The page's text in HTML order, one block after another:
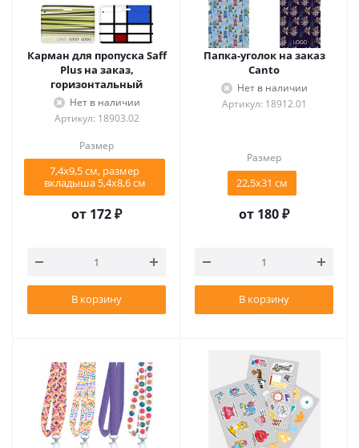
Карман для пропуска Saff
Plus на заказ,
горизонтальный
Нет в наличии
Артикул: 18903.02
Размер
7,4x9,5 см, размер
вкладыша 5,4x8,6 см
от 172 ₽
В корзину
Папка-уголок на заказ
Canto
Нет в наличии
Артикул: 18912.01
Размер
22,5х31 см
от 180 ₽
В корзину